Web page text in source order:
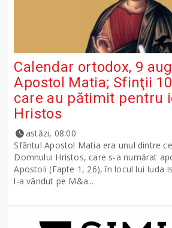
Calendar ortodox, 9
Apostol Matia; Sfinţii
care au pătimit pentru
Hristos
astăzi, 08:00
Sfântul Apostol Matia era unul dintre
Domnului Hristos, care s-a numărat
Apostoli (Fapte 1, 26), în locul lui Iuda
l-a vândut pe M&a...